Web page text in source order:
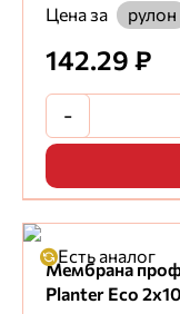
Цена за
рулон
142.29 ₽
-
Есть аналог
Мембрана
Planter Eco